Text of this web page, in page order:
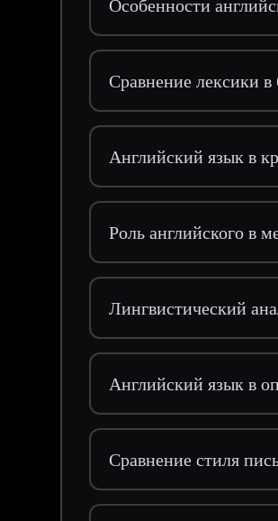
Сравнение лексики
Английский язык в
Роль английского в
Лингвистический
Английский язык в
Сравнение стиля